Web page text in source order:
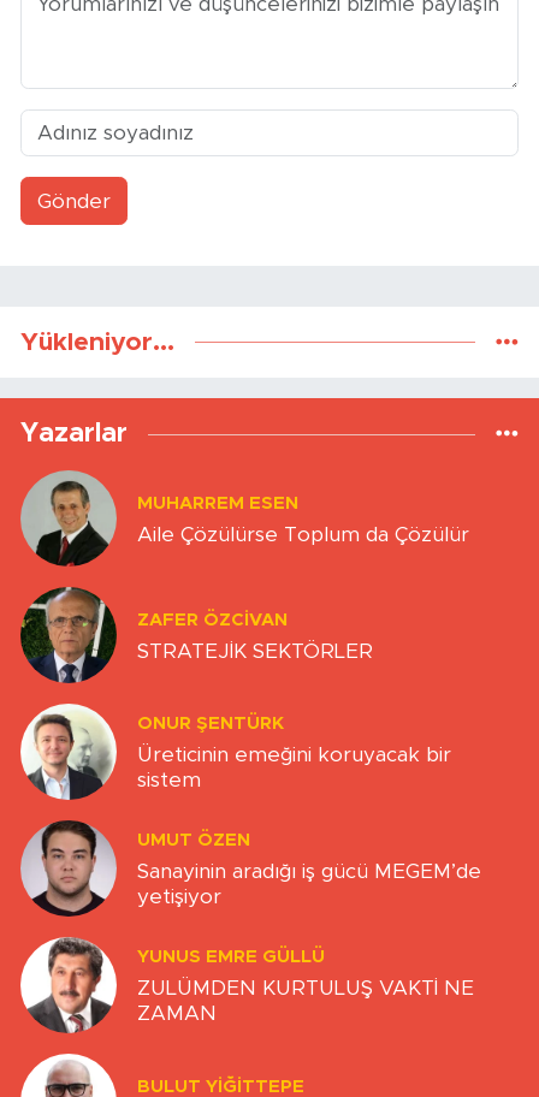
Gönder
Yükleniyor...
Yazarlar
MUHARREM ESEN
Aile Çözülürse Toplum da Çözülür
ZAFER ÖZCIVAN
STRATEJİK SEKTÖRLER
ONUR ŞENTÜRK
Üreticinin emeğini koruyacak bir
sistem
UMUT ÖZEN
Sanayinin aradığı iş gücü MEGEM’de
yetişiyor
YUNUS EMRE GÜLLÜ
ZULÜMDEN KURTULUŞ VAKTİ NE
ZAMAN
BULUT YİĞİTTEPE